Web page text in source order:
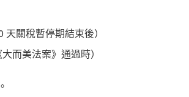
天關稅暫停期結束後）
而美法案》通過時）